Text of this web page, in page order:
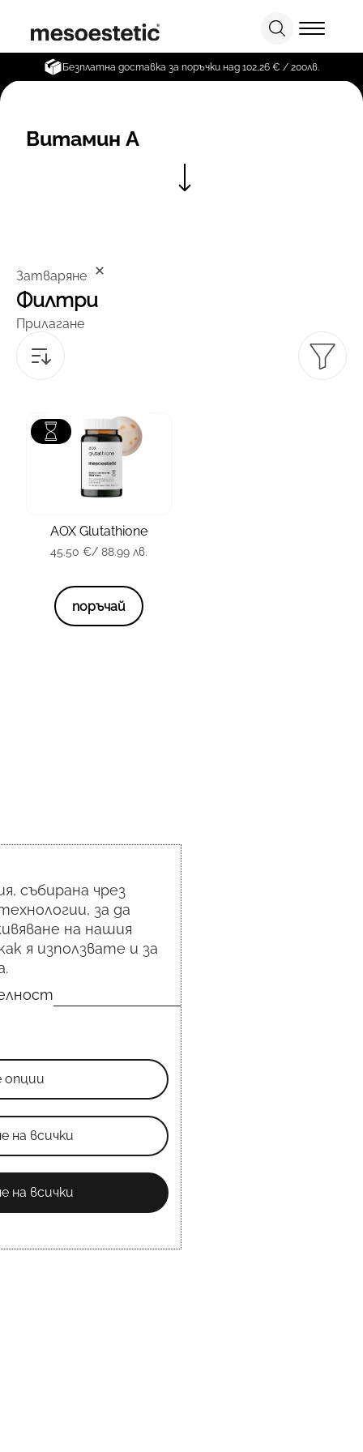
Безплатна доставка за поръчки над 102,26 € / 200лв.
Витамин A
Затваряне
Филтри
Прилагане
AOX Glutathione
тип кожа всички
опаковка 60 капсули
45.50€ / 88.99 лв.
45.50€/ 88.99 лв.
поръчай
събирана чрез
за да
на нашия
я използвате и за
опции
на всички
на всички